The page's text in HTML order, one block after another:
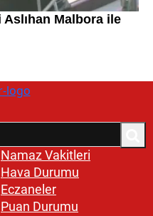
Namaz Vakitleri
Hava Durumu
Eczaneler
Puan Durumu